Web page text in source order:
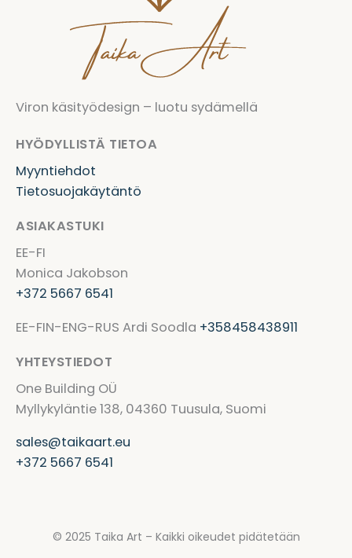
Viron käsityödesign – luotu sydämellä
HYÖDYLLISTÄ TIETOA
Myyntiehdot
Tietosuojakäytäntö
ASIAKASTUKI
EE-FI
Monica Jakobson
+372 5667 6541
EE-FIN-ENG-RUS Ardi Soodla +358458438911
YHTEYSTIEDOT
One Building OÜ
Myllykyläntie 138, 04360 Tuusula, Suomi
sales@taikaart.eu
+372 5667 6541
© 2025 Taika Art – Kaikki oikeudet pidätetään